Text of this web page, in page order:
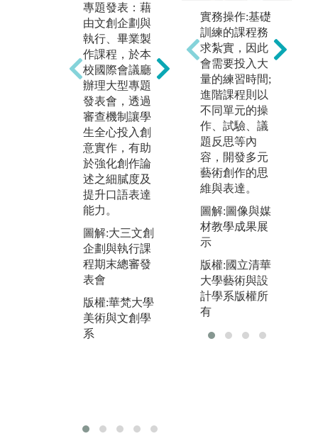
專題發表：藉
由文創企劃與
執行、畢業製
作課程，於本
校國際會議廳
辦理大型專題
發表會，透過
審查機制讓學
生全心投入創
意實作，有助
於強化創作論
述之細膩度及
提升口語表達
能力。
圖解:大三文創
企劃與執行課
程期末總審發
表會
版權:華梵大學
美術與文創學
系
校外展演：除
專題審查的創
作論述及作品
表達能力外，
更透過校外展
發表學習成
效，藉此訓練
學生統籌規
劃，實際參與
設計、佈置展
場，並具備行
銷作品的能
力。
圖解:畢業展於
松山文創園區
舉行
版權:華梵大學
美術與文創學
系
實務操作:基礎
訓練的課程務
求紮實，因此
會需要投入大
量的練習時間;
進階課程則以
不同單元的操
作、試驗、議
題反思等內
容，開發多元
藝術創作的思
維與表達。
圖解:圖像與媒
材教學成果展
示
版權:國立清華
大學藝術與設
計學系版權所
有